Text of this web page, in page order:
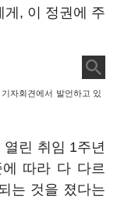
게, 이 정권에 주
자회견에서 발언하고 있
린 취임 1주년
에 따라 다 다르
는 것을 졌다는